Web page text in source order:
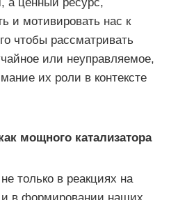
и мотивировать нас к
чтобы рассматривать
или неуправляемое,
их роли в контексте
мощного катализатора
только в реакциях на